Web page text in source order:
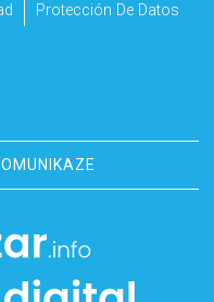
Protección De Datos